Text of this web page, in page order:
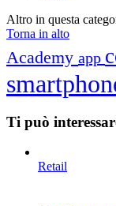
Altro in questa
Torna in alto
Academy app
Ti può
Retail